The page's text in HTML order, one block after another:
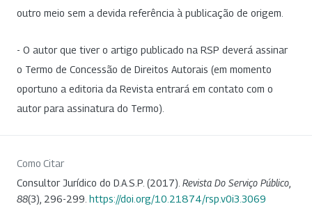
outro meio sem a devida referência à publicação de origem.
- O autor que tiver o artigo publicado na RSP deverá assinar
o Termo de Concessão de Direitos Autorais (em momento
oportuno a editoria da Revista entrará em contato com o
autor para assinatura do Termo).
Como Citar
Consultor Jurídico do D.A.S.P. (2017). Revista Do Serviço Público
88(3), 296-299. https://doi.org/10.21874/rsp.v0i3.3069